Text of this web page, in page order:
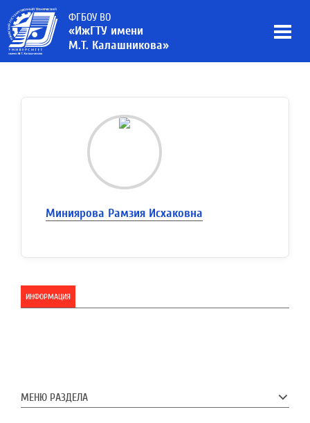
ФГБОУ ВО
«ИжГТУ имени
М.Т. Калашникова»
Миниярова Рамзия Исхаковна
ИНФОРМАЦИЯ
МЕНЮ РАЗДЕЛА